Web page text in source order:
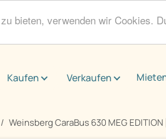
bieten, verwenden wir Cookies.
Kaufen Verkaufen
Weinsberg CaraBus 630 MEG EDITION